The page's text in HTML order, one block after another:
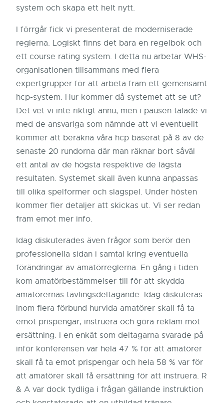
system och skapa ett helt nytt.
I förrgår fick vi presenterat de moderniserade
reglerna. Logiskt finns det bara en regelbok och
ett course rating system. I detta nu arbetar WHS-
organisationen tillsammans med flera
expertgrupper för att arbeta fram ett gemensamt
hcp-system. Hur kommer då systemet att se ut?
Det vet vi inte riktigt ännu, men i pausen talade vi
med de ansvariga som nämnde att vi eventuellt
kommer att beräkna våra hcp baserat på 8 av de
senaste 20 rundorna där man räknar bort såväl
ett antal av de högsta respektive de lägsta
resultaten. Systemet skall även kunna anpassas
till olika spelformer och slagspel. Under hösten
kommer fler detaljer att skickas ut. Vi ser redan
fram emot mer info.
Idag diskuterades även frågor som berör den
professionella sidan i samtal kring eventuella
förändringar av amatörreglerna. En gång i tiden
kom amatörbestämmelser till för att skydda
amatörernas tävlingsdeltagande. Idag diskuteras
inom flera förbund hurvida amatörer skall få ta
emot prispengar, instruera och göra reklam mot
ersättning. I en enkät som deltagarna svarade på
inför konferensen var hela 47 % för att amatörer
skall få ta emot prispengar och hela 58 % var för
att amatörer skall få ersättning för att instruera. R
& A var dock tydliga i frågan gällande instruktion